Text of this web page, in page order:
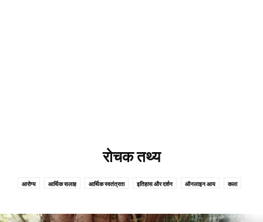
रोचक तथ्य
आरोग्य आर्थिक सलाह आर्थिक स्वतंत्रता इतिहास और दर्शन ऑनलाइन आय कला
प्रौद्योगिकी और सरकारी सेवाएँ फैशन फ़ोटो बचत/निवेश मनोरंजन महत्वपूर्ण रोचक तथ्य